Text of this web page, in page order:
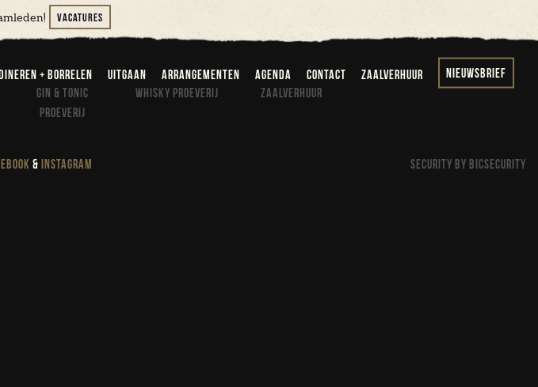
Vacatures
dineren + borrelen uitgaan arrangementen agenda contact zaalverhuur nieuwsbrief
Gin & Tonic
proeverij
Whisky proeverij zaalverhuur
& INSTAGRAM SECURITY BY BICSECURITY